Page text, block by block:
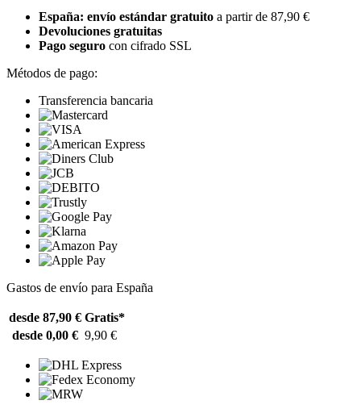
España: envío estándar gratuito a partir de 87,90 €
Devoluciones gratuitas
Pago seguro con cifrado SSL
Métodos de pago:
Transferencia bancaria
Gastos de envío para España
desde 87,90 € Gratis*
desde 0,00 € 9,90 €